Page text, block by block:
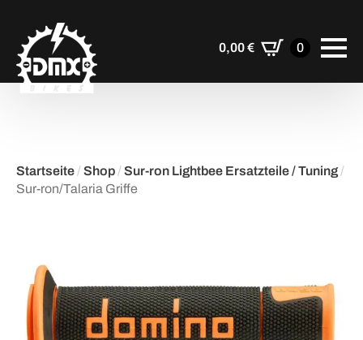
0,00€ 0
Startseite / Shop / Sur-ron Lightbee Ersatzteile / Tuning /
Sur-ron/Talaria Griffe